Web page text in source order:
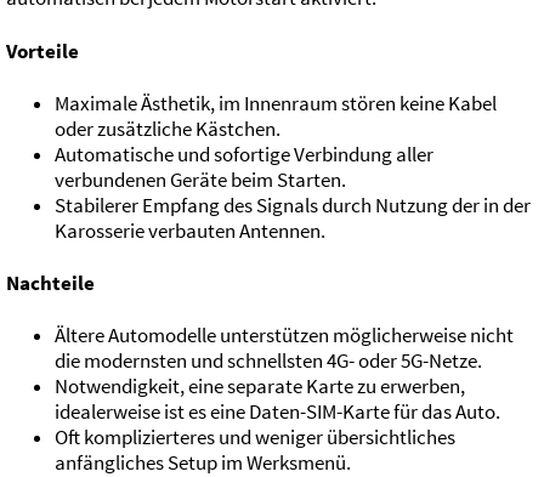
Vorteile
Maximale Ästhetik, im Innenraum stören keine Kabel
oder zusätzliche Kästchen.
Automatische und sofortige Verbindung aller
verbundenen Geräte beim Starten.
Stabilerer Empfang des Signals durch Nutzung der in der
Karosserie verbauten Antennen.
Nachteile
Ältere Automodelle unterstützen möglicherweise nicht
die modernsten und schnellsten 4G- oder 5G-Netze.
Notwendigkeit, eine separate Karte zu erwerben,
idealerweise ist es eine Daten-SIM-Karte für das Auto.
Oft komplizierteres und weniger übersichtliches
anfängliches Setup im Werksmenü.